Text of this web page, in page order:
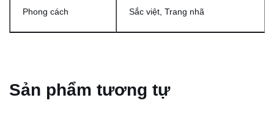
Phong cách Sắc việt, Trang nhã
Sản phẩm tương tự